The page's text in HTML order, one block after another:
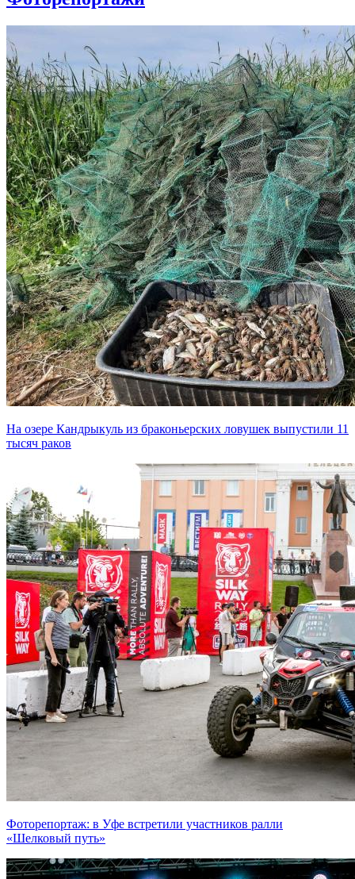
На озере Кандрыкуль из браконьерских ловушек выпустили 11
тысяч раков
Фоторепортаж: в Уфе встретили участников ралли
«Шелковый путь»